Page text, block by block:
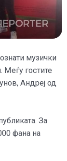
музички
Меѓу гостите
Андреј од
За
фана на